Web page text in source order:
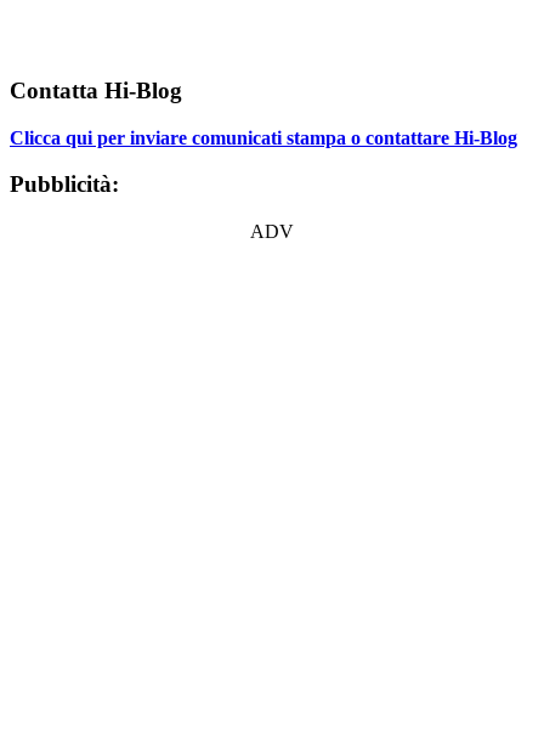
Contatta Hi-Blog
Clicca qui per inviare comunicati stampa o contattare Hi-Blog
Pubblicità:
ADV